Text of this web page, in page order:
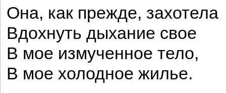
Она, как прежде, захотела
Вдохнуть дыхание свое
В мое измученное тело,
В мое холодное жилье.